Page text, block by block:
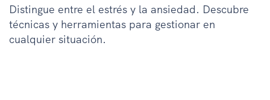
Distingue entre el estrés y la ansiedad. Descubre
técnicas y herramientas para gestionar en
cualquier situación.